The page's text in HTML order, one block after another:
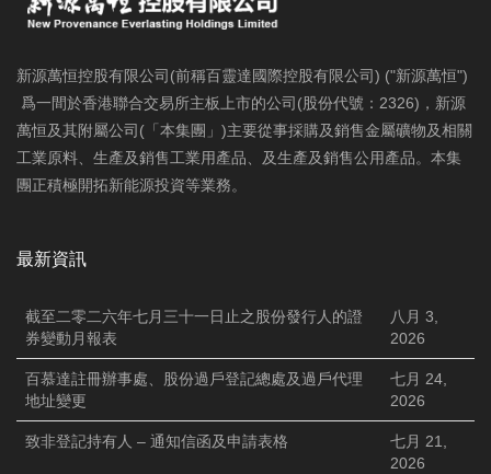
新源萬恒控股有限公司(前稱百靈達國際控股有限公司) ("新源萬恒")
爲一間於香港聯合交易所主板上市的公司(股份代號：2326)，新源
萬恒及其附屬公司(「本集團」)主要從事採購及銷售金屬礦物及相關
工業原料、生產及銷售工業用產品、及生產及銷售公用產品。本集
團正積極開拓新能源投資等業務。
最新資訊
截至二零二六年七月三十一日止之股份發行人的證
券變動月報表
八月 3,
2026
百慕達註冊辦事處、股份過戶登記總處及過戶代理
地址變更
七月 24,
2026
致非登記持有人 – 通知信函及申請表格
七月 21,
2026